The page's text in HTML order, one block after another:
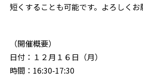
短くすることも可能です。よろしくお
（開催概要）
日付：１２月１６日（月）
時間：16:30-17:30